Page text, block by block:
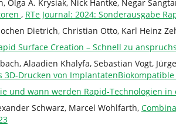
Olga A. Krysiak, Nick Hantke, Negar
, RTe Journal: 2024: Sonderausgabe
Dietrich, Christian Otto, Karl Heinz
Surface Creation – Schnell zu
Alaadien Khalyfa, Sebastian Vogt,
3D-Drucken von
und wann werden Rapid-Technologien
Schwarz, Marcel Wohlfarth,